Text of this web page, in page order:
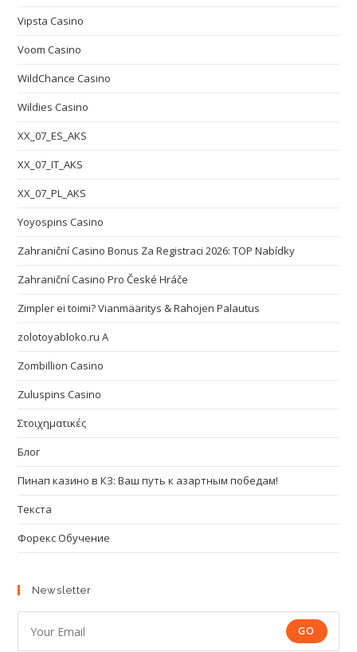
Vipsta Casino
Voom Casino
WildChance Casino
Wildies Casino
XX_07_ES_AKS
XX_07_IT_AKS
XX_07_PL_AKS
Yoyospins Casino
Zahraniční Casino Bonus Za Registraci 2026: TOP Nabídky
Zahraniční Casino Pro České Hráče
Zimpler ei toimi? Vianmääritys & Rahojen Palautus
zolotoyabloko.ru A
Zombillion Casino
Zuluspins Casino
Στοιχηματικές
Блог
Пинап казино в КЗ: Ваш путь к азартным победам!
Текста
Форекс Обучение
Newsletter
GO